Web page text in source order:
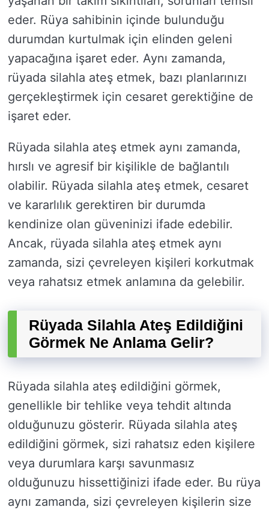
eder. Rüya sahibinin içinde bulunduğu
durumdan kurtulmak için elinden geleni
yapacağına işaret eder. Aynı zamanda,
rüyada silahla ateş etmek, bazı planlarınızı
gerçekleştirmek için cesaret gerektiğine de
işaret eder.
Rüyada silahla ateş etmek aynı zamanda,
hırslı ve agresif bir kişilikle de bağlantılı
olabilir. Rüyada silahla ateş etmek, cesaret
ve kararlılık gerektiren bir durumda
kendinize olan güveninizi ifade edebilir.
Ancak, rüyada silahla ateş etmek aynı
zamanda, sizi çevreleyen kişileri korkutmak
veya rahatsız etmek anlamına da gelebilir.
Rüyada Silahla Ateş Edildiğini
Görmek Ne Anlama Gelir?
Rüyada silahla ateş edildiğini görmek,
genellikle bir tehlike veya tehdit altında
olduğunuzu gösterir. Rüyada silahla ateş
edildiğini görmek, sizi rahatsız eden kişilere
veya durumlara karşı savunmasız
olduğunuzu hissettiğinizi ifade eder. Bu rüya
aynı zamanda, sizi çevreleyen kişilerin size